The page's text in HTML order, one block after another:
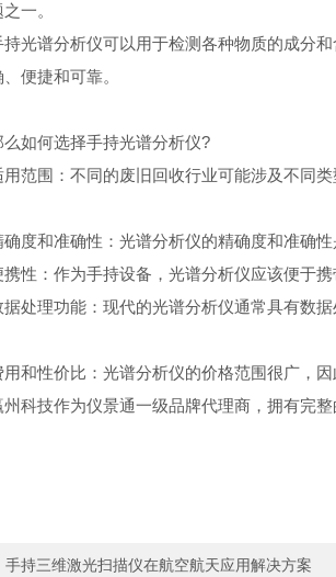
一。
谱分析仪可以用于检测各种物质的成分和
便捷和可靠。
何选择手持光谱分析仪?
围：不同的废旧回收行业可能涉及不同类
和准确性：光谱分析仪的精确度和准确性
：作为手持设备，光谱分析仪应该便于携
理功能：现代的光谱分析仪通常具有数据
性价比：光谱分析仪的价格范围很广，因
技作为仪景通一级品牌代理商，拥有完整
手持三维激光扫描仪在航空航天应用解决方案